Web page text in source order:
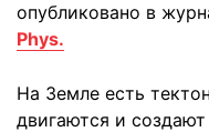
опубликовано в
Phys.
На Земле есть
двигаются и